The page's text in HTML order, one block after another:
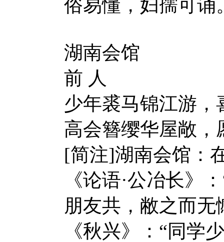
俗易懂，妇孺可诵
湖南会馆
前 人
少年裘马锦江游
高会簪缨华屋敞，
[简注]湖南会馆：
《论语·公冶长》
朋友共，敝之而无
《秋兴》：“同学